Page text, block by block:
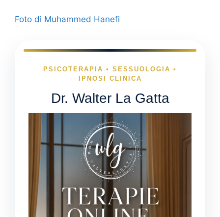
Foto di Muhammed Hanefi
PSICOTERAPIA • SESSUOLOGIA •
IPNOSI CLINICA
Dr. Walter La Gatta